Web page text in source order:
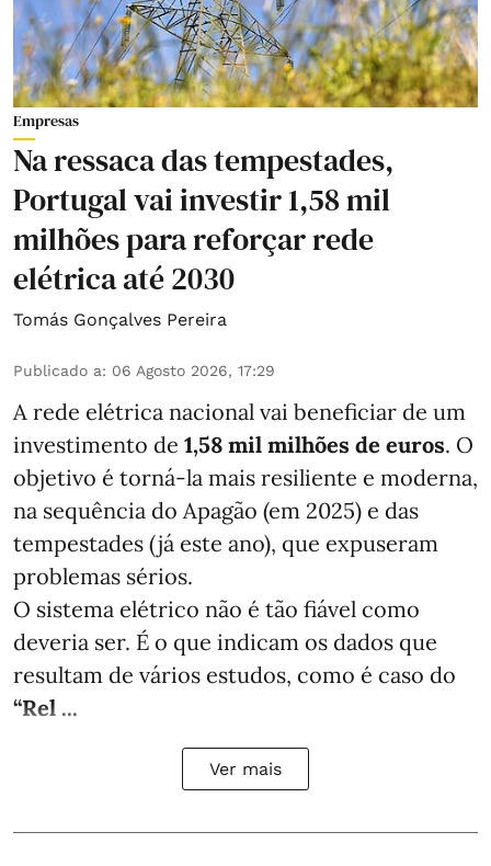
Empresas
Na ressaca das tempestades,
Portugal vai investir 1,58 mil
milhões para reforçar rede
elétrica até 2030
Tomás Gonçalves Pereira
Publicado a: 06 Agosto 2026, 17:29
A rede elétrica nacional vai beneficiar de um
investimento de 1,58 mil milhões de euros. O
objetivo é torná-la mais resiliente e moderna,
na sequência do Apagão (em 2025) e das
tempestades (já este ano), que expuseram
problemas sérios.
O sistema elétrico não é tão fiável como
deveria ser. É o que indicam os dados que
resultam de vários estudos, como é caso do
“Rel ...
Ver mais